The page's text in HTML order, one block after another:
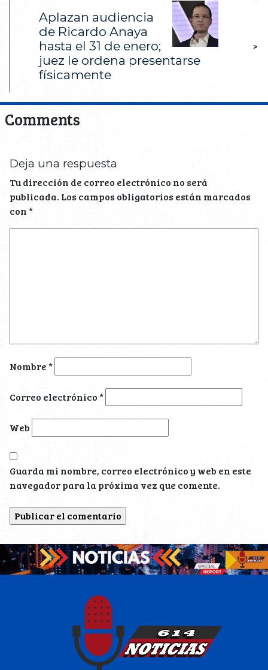
Aplazan audiencia
de Ricardo Anaya
hasta el 31 de enero;
juez le ordena presentarse
físicamente
>
Comments
Deja una respuesta
Tu dirección de correo electrónico no será
publicada. Los campos obligatorios están marcados
con*
Nombre*
Correo electrónico*
Web
Guarda mi nombre, correo electrónico y web en este
navegador para la próxima vez que comente.